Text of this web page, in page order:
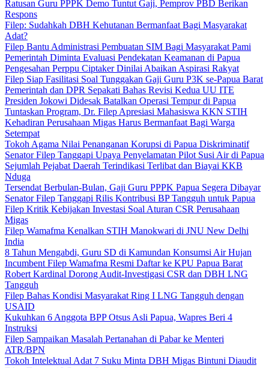
Ratusan Guru PPPK Demo Tuntut Gaji, Pemprov PBD Berikan
Respons
Filep: Sudahkah DBH Kehutanan Bermanfaat Bagi Masyarakat
Adat?
Filep Bantu Administrasi Pembuatan SIM Bagi Masyarakat Pami
Pemerintah Diminta Evaluasi Pendekatan Keamanan di Papua
Pengesahan Perppu Ciptaker Dinilai Abaikan Aspirasi Rakyat
Filep Siap Fasilitasi Soal Tunggakan Gaji Guru P3K se-Papua Barat
Pemerintah dan DPR Sepakati Bahas Revisi Kedua UU ITE
Presiden Jokowi Didesak Batalkan Operasi Tempur di Papua
Tuntaskan Program, Dr. Filep Apresiasi Mahasiswa KKN STIH
Kehadiran Perusahaan Migas Harus Bermanfaat Bagi Warga
Setempat
Tokoh Agama Nilai Penanganan Korupsi di Papua Diskriminatif
Senator Filep Tanggapi Upaya Penyelamatan Pilot Susi Air di Papua
Sejumlah Pejabat Daerah Terindikasi Terlibat dan Biayai KKB
Nduga
Tersendat Berbulan-Bulan, Gaji Guru PPPK Papua Segera Dibayar
Senator Filep Tanggapi Rilis Kontribusi BP Tangguh untuk Papua
Filep Kritik Kebijakan Investasi Soal Aturan CSR Perusahaan
Migas
Filep Wamafma Kenalkan STIH Manokwari di JNU New Delhi
India
8 Tahun Mengabdi, Guru SD di Kamundan Konsumsi Air Hujan
Incumbent Filep Wamafma Resmi Daftar ke KPU Papua Barat
Robert Kardinal Dorong Audit-Investigasi CSR dan DBH LNG
Tangguh
Filep Bahas Kondisi Masyarakat Ring I LNG Tangguh dengan
USAID
Kukuhkan 6 Anggota BPP Otsus Asli Papua, Wapres Beri 4
Instruksi
Filep Sampaikan Masalah Pertanahan di Pabar ke Menteri
ATR/BPN
Tokoh Intelektual Adat 7 Suku Minta DBH Migas Bintuni Diaudit